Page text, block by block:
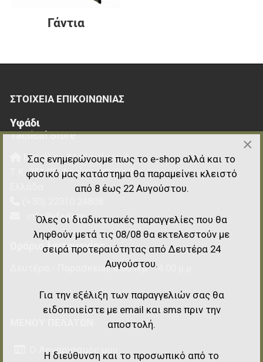
Γάντια
ΣΤΟΙΧΕΊΑ EΠΙΚΟΙΝΩΝΊΑΣ
Υφάδι
Tactical Store
Μεγάλου Αλεξάνδρου 6
Τ.Κ.351 00, Λαμία - Φθιώτιδα
info@ifadi.gr
Ωράριο λειτουργίας
Δευτέρα - Παρασκευή: 8:00 π.μ. - 4:00 μ.μ.
Ο Λογαριασμός μου
×
Σας ενημερώνουμε πως το e-shop αλλά και το
φυσικό μας κατάστημα θα παραμείνει κλειστό
από 8 έως 22 Αυγούστου.
Όλες οι διαδικτυακές παραγγελίες που θα
ληφθούν μετά τις 08/08 θα εκτελεστούν με
σειρά προτεραιότητας από Δευτέρα 24
Αυγούστου.
Για την εξέλιξη των παραγγελιών σας θα
ειδοποιείστε με email και sms πριν την
αποστολή.
Η διεύθυνση και το προσωπικό από το